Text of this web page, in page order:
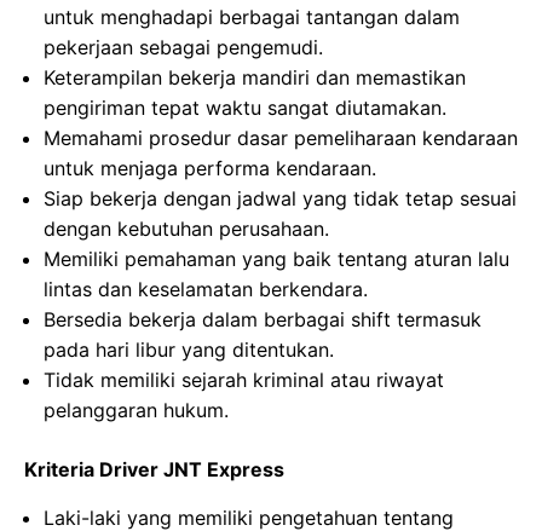
untuk menghadapi berbagai tantangan dalam
pekerjaan sebagai pengemudi.
Keterampilan bekerja mandiri dan memastikan
pengiriman tepat waktu sangat diutamakan.
Memahami prosedur dasar pemeliharaan kendaraan
untuk menjaga performa kendaraan.
Siap bekerja dengan jadwal yang tidak tetap sesuai
dengan kebutuhan perusahaan.
Memiliki pemahaman yang baik tentang aturan lalu
lintas dan keselamatan berkendara.
Bersedia bekerja dalam berbagai shift termasuk
pada hari libur yang ditentukan.
Tidak memiliki sejarah kriminal atau riwayat
pelanggaran hukum.
Kriteria Driver JNT Express
Laki-laki yang memiliki pengetahuan tentang